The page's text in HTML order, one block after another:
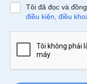
Tôi đã đọc và
điều kiện, điều